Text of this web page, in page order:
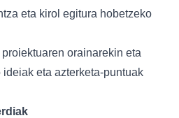
eta kirol egitura hobetzeko
orainarekin eta
eta azterketa-puntuak